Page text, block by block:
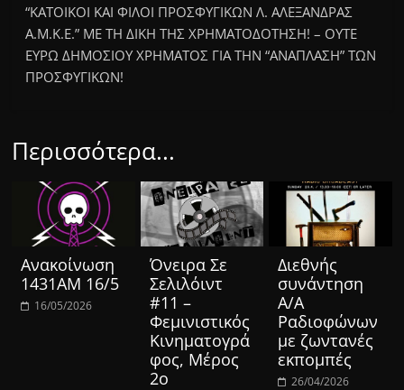
“ΚΑΤΟΙΚΟΙ ΚΑΙ ΦΙΛΟΙ ΠΡΟΣΦΥΓΙΚΩΝ Λ. ΑΛΕΞΑΝΔΡΑΣ
Α.Μ.Κ.Ε.” ΜΕ ΤΗ ΔΙΚΗ ΤΗΣ ΧΡΗΜΑΤΟΔΟΤΗΣΗ! – ΟΥΤΕ
ΕΥΡΩ ΔΗΜΟΣΙΟΥ ΧΡΗΜΑΤΟΣ ΓΙΑ ΤΗΝ “ΑΝΑΠΛΑΣΗ” ΤΩΝ
ΠΡΟΣΦΥΓΙΚΩΝ!
Περισσότερα...
Ανακοίνωση
1431ΑΜ 16/5
16/05/2026
Όνειρα Σε
Σελιλόιντ
#11 –
Φεμινιστικός
Κινηματογρά
φος, Μέρος
2ο
Διεθνής
συνάντηση
Α/Α
Ραδιοφώνων
με ζωντανές
εκπομπές
26/04/2026